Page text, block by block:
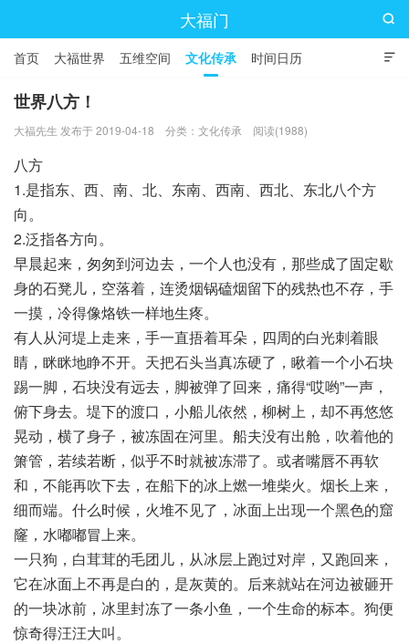
大福门

首页 大福世界 五维空间 文化传承 时间日历

世界八方！
大福先生 发布于 2019-04-18 分类： 文化传承 阅读(1988)
八方
1.是指东、西、南、北、东南、西南、西北、东北八个方
向。
2.泛指各方向。
早晨起来，匆匆到河边去，一个人也没有，那些成了固定歇
身的石凳儿，空落着，连烫烟锅磕烟留下的残热也不存，手
一摸，冷得像烙铁一样地生疼。
有人从河堤上走来，手一直捂着耳朵，四周的白光刺着眼
睛，眯眯地睁不开。天把石头当真冻硬了，瞅着一个小石块
踢一脚，石块没有远去，脚被弹了回来，痛得“哎哟”一声，
俯下身去。堤下的渡口，小船儿依然，柳树上，却不再悠悠
晃动，横了身子，被冻固在河里。船夫没有出舱，吹着他的
箫管，若续若断，似乎不时就被冻滞了。或者嘴唇不再软
和，不能再吹下去，在船下的冰上燃一堆柴火。烟长上来，
细而端。什么时候，火堆不见了，冰面上出现一个黑色的窟
窿，水嘟嘟冒上来。
一只狗，白茸茸的毛团儿，从冰层上跑过对岸，又跑回来，
它在冰面上不再是白的，是灰黄的。后来就站在河边被砸开
的一块冰前，冰里封冻了一条小鱼，一个生命的标本。狗便
惊奇得汪汪大叫。